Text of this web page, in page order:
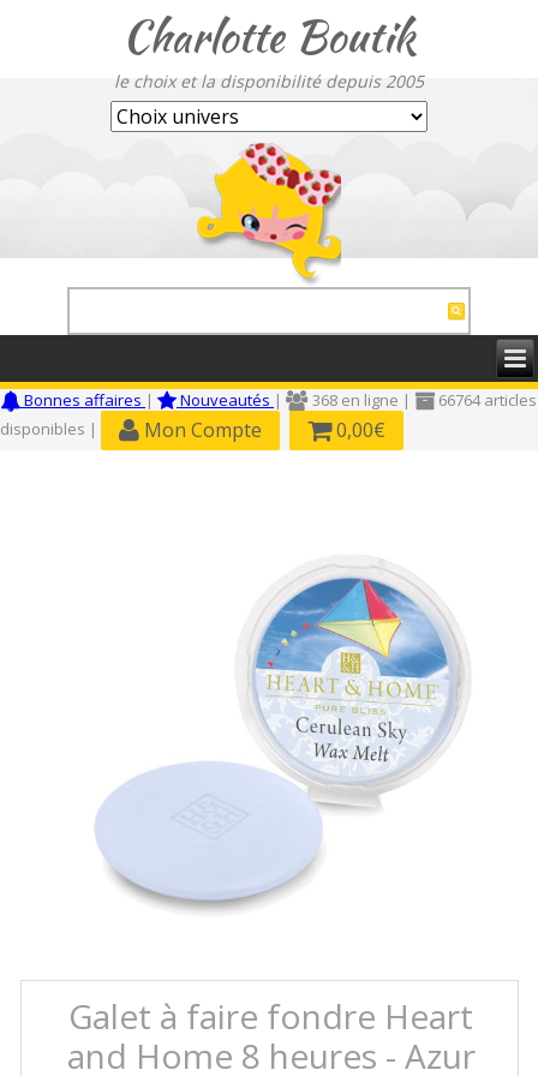
Charlotte Boutik
le choix et la disponibilité depuis 2005
Bonnes affaires | Nouveautés | 368 en ligne |
66764 articles
disponibles |
Mon Compte 0,00€
Galet à faire fondre Heart
and Home 8 heures - Azur